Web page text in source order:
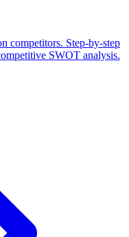
competitors. Step-by-step
SWOT analysis.